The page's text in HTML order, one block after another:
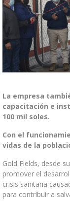
PROPUESTA DE
ENTRENAMIENTO
DIVERSIDAD E
TRABAJA CON
CADENA DE
PROVEEDORES
CONTÁCTANOS
CONTÁCTANOS
La empresa
capacitación e
100 mil soles.
Con el
vidas de la
Gold Fields, desde
promover el
crisis sanitaria
para contribuir a